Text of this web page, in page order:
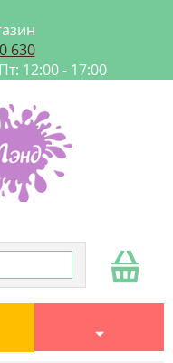
630
12:00 - 17:00